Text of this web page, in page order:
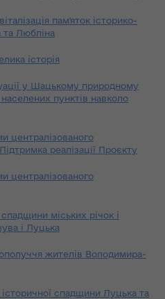
пам'яток історико-
та Любліна
історія
у Шацькому природному
пунктів навколо
централізованого
реалізації Проєкту
централізованого
міських річок і
і Луцька
жителів Володимира-
спадщини Луцька та